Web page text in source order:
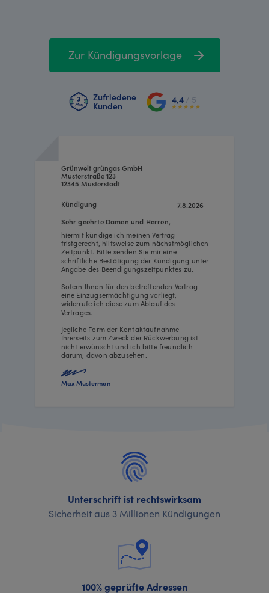
Zur Kündigungsvorlage
Zufriedene
Kunden
4,4 / 5
7.8.2026
Grünwelt grüngas GmbH
Musterstraße 123
12345 Musterstadt
hiermit kündige ich meinen Vertrag
fristgerecht, hilfsweise zum nächstmöglichen
Zeitpunkt. Bitte senden Sie mir eine
schriftliche Bestätigung der Kündigung unter
Angabe des Beendigungszeitpunktes zu.
Sofern Ihnen für den betreffenden Vertrag
eine Einzugsermächtigung vorliegt,
widerrufe ich diese zum Ablauf des
Vertrages.
Jegliche Form der Kontaktaufnahme
Ihrerseits zum Zweck der Rückwerbung ist
nicht erwünscht und ich bitte freundlich
darum, davon abzusehen.
Sehr geehrte Damen und Herren,
Kündigung
Max Musterman
Unterschrift ist rechtswirksam
Sicherheit aus 3 Millionen Kündigungen
100% geprüfte Adressen